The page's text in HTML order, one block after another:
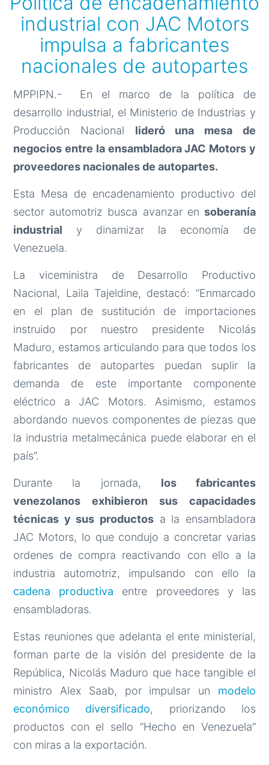
industrial con JAC Motors
impulsa a fabricantes
nacionales de autopartes
MPPIPN.- En el marco de la política de
desarrollo industrial, el Ministerio de Industrias y
Producción Nacional lideró una mesa de
negocios entre la ensambladora JAC Motors y
proveedores nacionales de autopartes.
Esta Mesa de encadenamiento productivo del
sector automotriz busca avanzar en soberanía
industrial y dinamizar la economía de
Venezuela.
La viceministra de Desarrollo Productivo
Nacional, Laila Tajeldine, destacó: “Enmarcado
en el plan de sustitución de importaciones
instruido por nuestro presidente Nicolás
Maduro, estamos articulando para que todos los
fabricantes de autopartes puedan suplir la
demanda de este importante componente
eléctrico a JAC Motors. Asimismo, estamos
abordando nuevos componentes de piezas que
la industria metalmecánica puede elaborar en el
país”.
Durante la jornada, los fabricantes
venezolanos exhibieron sus capacidades
técnicas y sus productos a la ensambladora
JAC Motors, lo que condujo a concretar varias
ordenes de compra reactivando con ello a la
industria automotriz, impulsando con ello la
cadena productiva entre proveedores y las
ensambladoras.
Estas reuniones que adelanta el ente ministerial,
forman parte de la visión del presidente de la
República, Nicolás Maduro que hace tangible el
ministro Alex Saab, por impulsar un modelo
económico diversificado, priorizando los
productos con el sello “Hecho en Venezuela”
con miras a la exportación.